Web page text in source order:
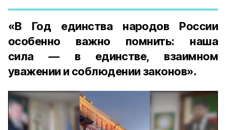
«В Год единства народов России
особенно важно помнить: наша
сила — в единстве, взаимном
уважении и соблюдении законов».